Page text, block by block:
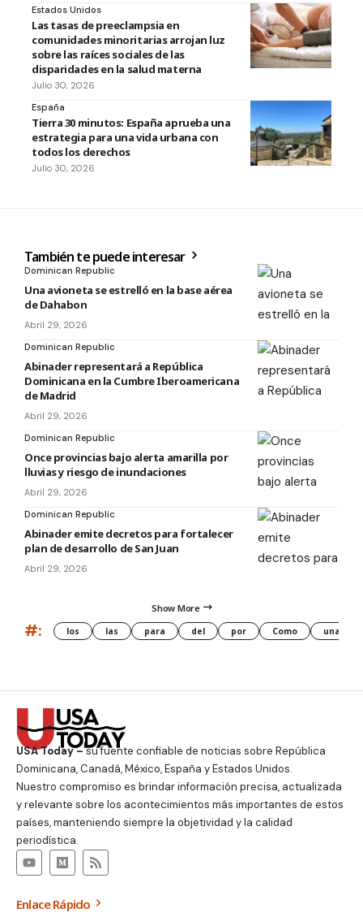
Estados Unidos
Las tasas de preeclampsia en
comunidades minoritarias arrojan luz
sobre las raíces sociales de las
disparidades en la salud materna
Julio 30, 2026
España
Tierra 30 minutos: España aprueba una
estrategia para una vida urbana con
todos los derechos
Julio 30, 2026
También te puede interesar
Dominican Republic
Una avioneta se estrelló en la base aérea
de Dahabon
Abril 29, 2026
Dominican Republic
Abinader representará a República
Dominicana en la Cumbre Iberoamericana
de Madrid
Abril 29, 2026
Dominican Republic
Once provincias bajo alerta amarilla por
lluvias y riesgo de inundaciones
Abril 29, 2026
Dominican Republic
Abinader emite decretos para fortalecer
plan de desarrollo de San Juan
Abril 29, 2026
Show More
#: los las para del por Como una
USA Today –su fuente confiable de noticias sobre República
Dominicana, Canadá, México, España y Estados Unidos.
Nuestro compromiso es brindar información precisa, actualizada
y relevante sobre los acontecimientos más importantes de estos
países, manteniendo siempre la objetividad y la calidad
periodística.
Enlace Rápido